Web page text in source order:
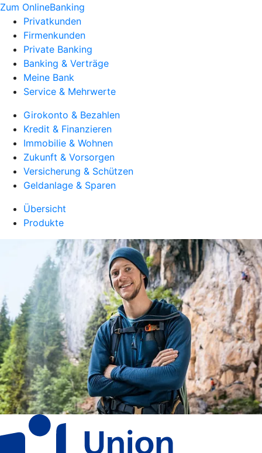
Zum OnlineBanking
Privatkunden
Firmenkunden
Private Banking
Banking & Verträge
Meine Bank
Service & Mehrwerte
Girokonto & Bezahlen
Kredit & Finanzieren
Immobilie & Wohnen
Zukunft & Vorsorgen
Versicherung & Schützen
Geldanlage & Sparen
Übersicht
Produkte